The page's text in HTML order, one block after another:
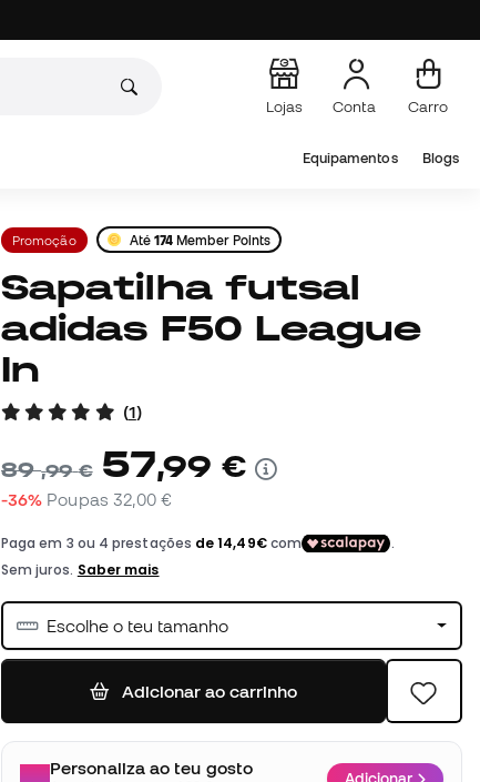
Lojas Conta Carro
Equipamentos Blogs
Promoção Até 174 Member Points
Sapatilha futsal
adidas F50 League
In
(1)
89,99 € 57,99 €
-36% Poupas 32,00 €
Escolhe o teu tamanho
Adicionar ao carrinho
Personaliza ao teu gosto